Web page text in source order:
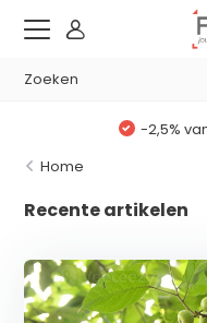
-2,5%
Home
Recente artikelen